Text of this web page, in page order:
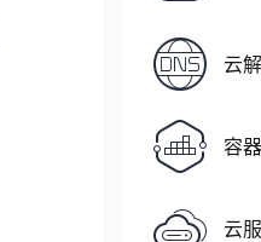
云
容
云